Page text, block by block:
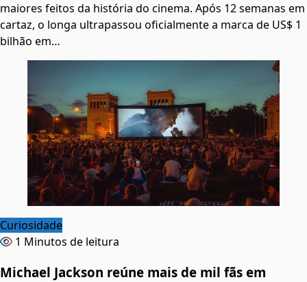
maiores feitos da história do cinema. Após 12 semanas em
cartaz, o longa ultrapassou oficialmente a marca de US$ 1
bilhão em…
Curiosidade
1 Minutos de leitura
Michael Jackson reúne mais de mil fãs em